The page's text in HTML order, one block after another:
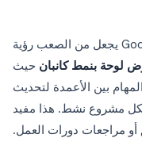
عرض القائمة الافتراضي في Google Tasks يجعل من الصعب رؤية
لوحة بنمط كانبان حيث
بين الأعمدة لتحديث
مشروع نشط. هذا مفيد
مراجعات دورات العمل.